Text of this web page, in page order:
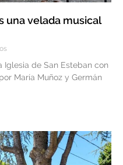
una velada musical
de San Esteban con
María Muñoz y Germán